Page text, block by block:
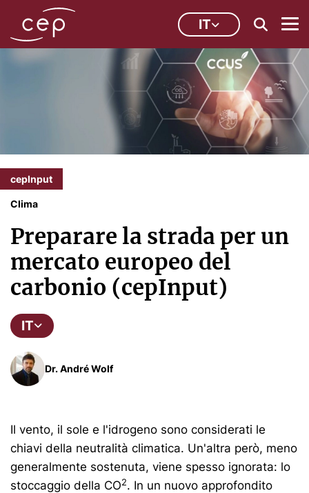
IT
cepInput
Clima
Preparare la strada per un
mercato europeo del
carbonio (cepInput)
IT
Dr. André Wolf
Il vento, il sole e l'idrogeno sono considerati le
chiavi della neutralità climatica. Un'altra però, meno
generalmente sostenuta, viene spesso ignorata: lo
stoccaggio della CO2. In un nuovo approfondito